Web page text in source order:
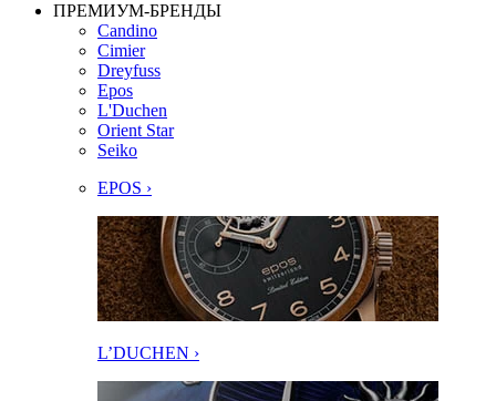
ПРЕМИУМ-БРЕНДЫ
Candino
Cimier
Dreyfuss
Epos
L'Duchen
Orient Star
Seiko
EPOS ›
L’DUCHEN ›